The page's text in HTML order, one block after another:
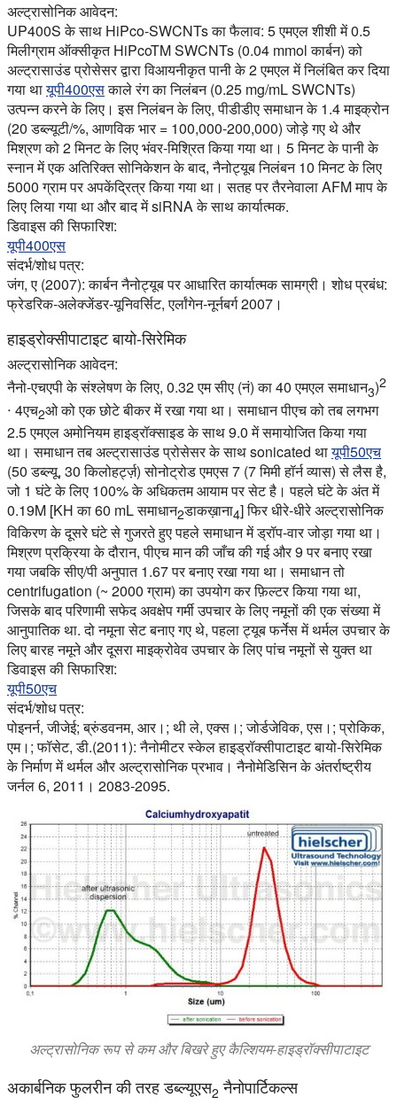
अल्ट्रासोनिक आवेदन:
UP400S के साथ HiPco-SWCNTs का फैलाव: 5 एमएल शीशी में 0.5
मिलीग्राम ऑक्सीकृत HiPcoTM SWCNTs (0.04 mmol कार्बन) को
अल्ट्रासाउंड प्रोसेसर द्वारा विआयनीकृत पानी के 2 एमएल में निलंबित कर दिया
गया थायूपी400एसकाले रंग का निलंबन (0.25 mg/mL SWCNTs)
उत्पन्न करने के लिए। इस निलंबन के लिए, पीडीडीए समाधान के 1.4 माइक्रोन
(20 डब्ल्यूटी/%, आणविक भार = 100,000-200,000) जोड़े गए थे और
मिश्रण को 2 मिनट के लिए भंवर-मिश्रित किया गया था। 5 मिनट के पानी के
स्नान में एक अतिरिक्त सोनिकेशन के बाद, नैनोट्यूब निलंबन 10 मिनट के लिए
5000 ग्राम पर अपकेंद्रित्र किया गया था। सतह पर तैरनेवाला AFM माप के
लिए लिया गया था और बाद में siRNA के साथ कार्यात्मक.
डिवाइस की सिफारिश:
यूपी400एस
संदर्भ/शोध पत्र:
जंग, ए (2007): कार्बन नैनोट्यूब पर आधारित कार्यात्मक सामग्री। शोध प्रबंध:
फ्रेडरिक-अलेक्जेंडर-यूनिवर्सिट, एर्लांगेन-नूर्नबर्ग 2007।
हाइड्रोक्सीपाटाइट बायो-सिरेमिक
अल्ट्रासोनिक आवेदन:
नैनो-एचएपी के संश्लेषण के लिए, 0.32 एम सीए (नं) का 40 एमएल समाधान3)2
⋅ 4एच2ओ को एक छोटे बीकर में रखा गया था। समाधान पीएच को तब लगभग
2.5 एमएल अमोनियम हाइड्रॉक्साइड के साथ 9.0 में समायोजित किया गया
था। समाधान तब अल्ट्रासाउंड प्रोसेसर के साथ sonicated थायूपी50एच
(50 डब्ल्यू, 30 किलोहर्ट्ज़) सोनोट्रोड एमएस 7 (7 मिमी हॉर्न व्यास) से लैस है,
जो 1 घंटे के लिए 100% के अधिकतम आयाम पर सेट है। पहले घंटे के अंत में
0.19M [KH का 60 mL समाधान2डाकख़ाना4] फिर धीरे-धीरे अल्ट्रासोनिक
विकिरण के दूसरे घंटे से गुजरते हुए पहले समाधान में ड्रॉप-वार जोड़ा गया था।
मिश्रण प्रक्रिया के दौरान, पीएच मान की जाँच की गई और 9 पर बनाए रखा
गया जबकि सीए/पी अनुपात 1.67 पर बनाए रखा गया था। समाधान तो
centrifugation (~ 2000 ग्राम) का उपयोग कर फ़िल्टर किया गया था,
जिसके बाद परिणामी सफेद अवक्षेप गर्मी उपचार के लिए नमूनों की एक संख्या में
आनुपातिक था. दो नमूना सेट बनाए गए थे, पहला ट्यूब फर्नेस में थर्मल उपचार के
लिए बारह नमूने और दूसरा माइक्रोवेव उपचार के लिए पांच नमूनों से युक्त था
डिवाइस की सिफारिश:
यूपी50एच
संदर्भ/शोध पत्र:
पोइनर्न, जीजेई; ब्रुंडवनम, आर।; थी ले, एक्स।; जोर्डजेविक, एस।; प्रोकिक,
एम।; फॉसेट, डी.(2011): नैनोमीटर स्केल हाइड्रॉक्सीपाटाइट बायो-सिरेमिक
के निर्माण में थर्मल और अल्ट्रासोनिक प्रभाव। नैनोमेडिसिन के अंतर्राष्ट्रीय
जर्नल 6, 2011। 2083-2095.
अल्ट्रासोनिक रूप से कम और बिखरे हुए कैल्शियम-हाइड्रॉक्सीपाटाइट
अकार्बनिक फुलरीन की तरह डब्ल्यूएस2 नैनोपार्टिकल्स